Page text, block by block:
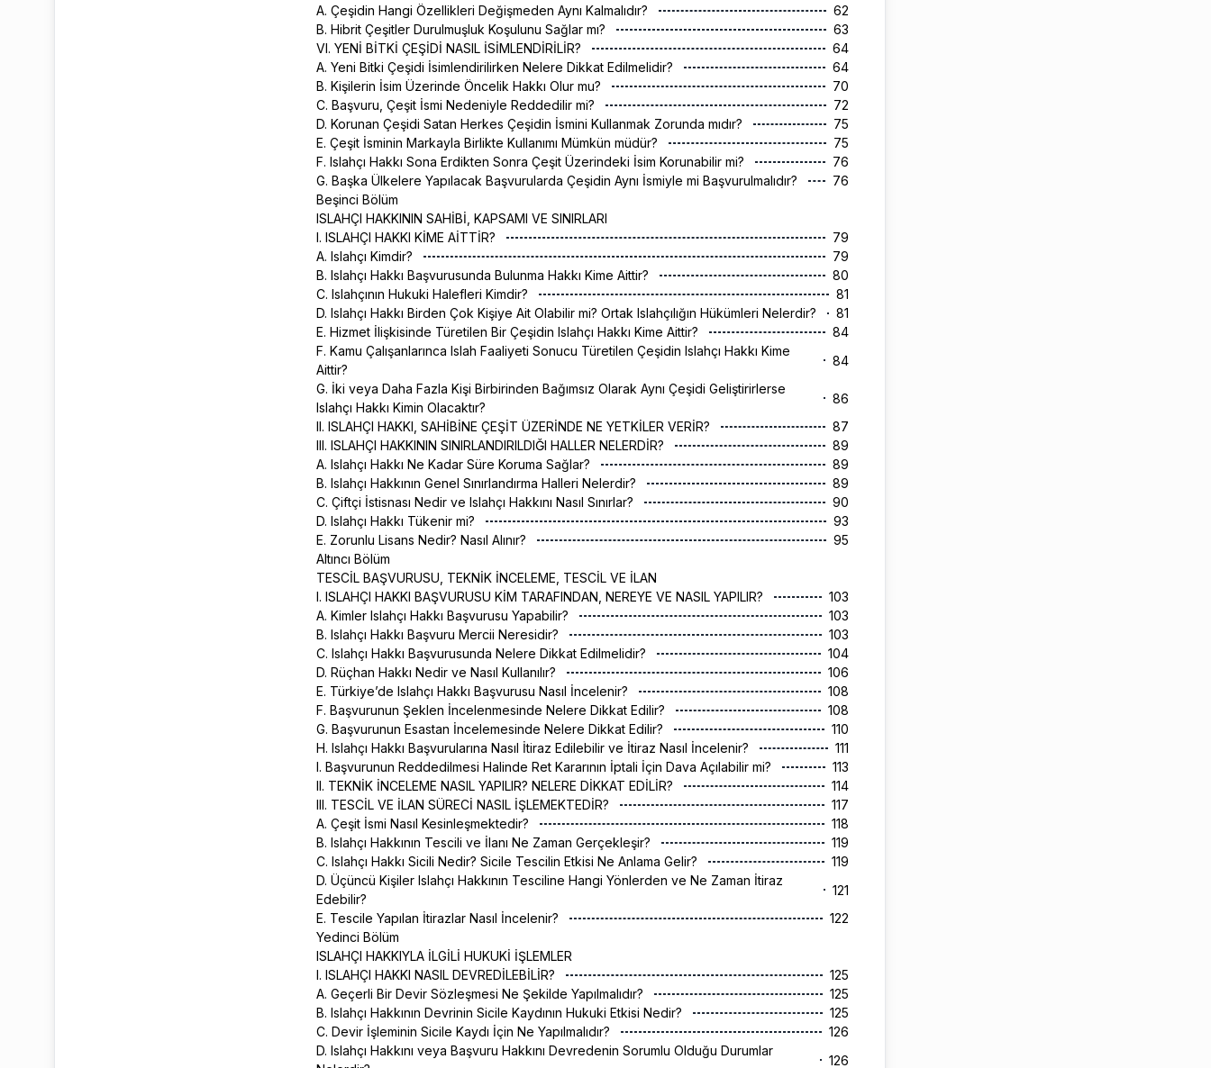
A. Çeşidin Hangi Özellikleri Değişmeden Aynı Kalmalıdır?
62
B. Hibrit Çeşitler Durulmuşluk Koşulunu Sağlar mı?
63
VI. YENİ BİTKİ ÇEŞİDİ NASIL İSİMLENDİRİLİR?
64
A. Yeni Bitki Çeşidi İsimlendirilirken Nelere Dikkat Edilmelidir?
64
B. Kişilerin İsim Üzerinde Öncelik Hakkı Olur mu?
70
C. Başvuru, Çeşit İsmi Nedeniyle Reddedilir mi?
72
D. Korunan Çeşidi Satan Herkes Çeşidin İsmini Kullanmak Zorunda mıdır?
75
E. Çeşit İsminin Markayla Birlikte Kullanımı Mümkün müdür?
75
F. Islahçı Hakkı Sona Erdikten Sonra Çeşit Üzerindeki İsim Korunabilir mi?
76
G. Başka Ülkelere Yapılacak Başvurularda Çeşidin Aynı İsmiyle mi Başvurulmalıdır?
76
Beşinci Bölüm
ISLAHÇI HAKKININ SAHİBİ, KAPSAMI VE SINIRLARI
I. ISLAHÇI HAKKI KİME AİTTİR?
79
A. Islahçı Kimdir?
79
B. Islahçı Hakkı Başvurusunda Bulunma Hakkı Kime Aittir?
80
C. Islahçının Hukuki Halefleri Kimdir?
81
D. Islahçı Hakkı Birden Çok Kişiye Ait Olabilir mi? Ortak Islahçılığın Hükümleri Nelerdir?
81
E. Hizmet İlişkisinde Türetilen Bir Çeşidin Islahçı Hakkı Kime Aittir?
84
F. Kamu Çalışanlarınca Islah Faaliyeti Sonucu Türetilen Çeşidin Islahçı Hakkı Kime
Aittir?
84
G. İki veya Daha Fazla Kişi Birbirinden Bağımsız Olarak Aynı Çeşidi Geliştirirlerse
Islahçı Hakkı Kimin Olacaktır?
86
II. ISLAHÇI HAKKI, SAHİBİNE ÇEŞİT ÜZERİNDE NE YETKİLER VERİR?
87
III. ISLAHÇI HAKKININ SINIRLANDIRILDIĞI HALLER NELERDİR?
89
A. Islahçı Hakkı Ne Kadar Süre Koruma Sağlar?
89
B. Islahçı Hakkının Genel Sınırlandırma Halleri Nelerdir?
89
C. Çiftçi İstisnası Nedir ve Islahçı Hakkını Nasıl Sınırlar?
90
D. Islahçı Hakkı Tükenir mi?
93
E. Zorunlu Lisans Nedir? Nasıl Alınır?
95
Altıncı Bölüm
TESCİL BAŞVURUSU, TEKNİK İNCELEME, TESCİL VE İLAN
I. ISLAHÇI HAKKI BAŞVURUSU KİM TARAFINDAN, NEREYE VE NASIL YAPILIR?
103
A. Kimler Islahçı Hakkı Başvurusu Yapabilir?
103
B. Islahçı Hakkı Başvuru Mercii Neresidir?
103
C. Islahçı Hakkı Başvurusunda Nelere Dikkat Edilmelidir?
104
D. Rüçhan Hakkı Nedir ve Nasıl Kullanılır?
106
E. Türkiye’de Islahçı Hakkı Başvurusu Nasıl İncelenir?
108
F. Başvurunun Şeklen İncelenmesinde Nelere Dikkat Edilir?
108
G. Başvurunun Esastan İncelemesinde Nelere Dikkat Edilir?
110
H. Islahçı Hakkı Başvurularına Nasıl İtiraz Edilebilir ve İtiraz Nasıl İncelenir?
111
I. Başvurunun Reddedilmesi Halinde Ret Kararının İptali İçin Dava Açılabilir mi?
113
II. TEKNİK İNCELEME NASIL YAPILIR? NELERE DİKKAT EDİLİR?
114
III. TESCİL VE İLAN SÜRECİ NASIL İŞLEMEKTEDİR?
117
A. Çeşit İsmi Nasıl Kesinleşmektedir?
118
B. Islahçı Hakkının Tescili ve İlanı Ne Zaman Gerçekleşir?
119
C. Islahçı Hakkı Sicili Nedir? Sicile Tescilin Etkisi Ne Anlama Gelir?
119
D. Üçüncü Kişiler Islahçı Hakkının Tesciline Hangi Yönlerden ve Ne Zaman İtiraz
Edebilir?
121
E. Tescile Yapılan İtirazlar Nasıl İncelenir?
122
Yedinci Bölüm
ISLAHÇI HAKKIYLA İLGİLİ HUKUKİ İŞLEMLER
I. ISLAHÇI HAKKI NASIL DEVREDİLEBİLİR?
125
A. Geçerli Bir Devir Sözleşmesi Ne Şekilde Yapılmalıdır?
125
B. Islahçı Hakkının Devrinin Sicile Kaydının Hukuki Etkisi Nedir?
125
C. Devir İşleminin Sicile Kaydı İçin Ne Yapılmalıdır?
126
D. Islahçı Hakkını veya Başvuru Hakkını Devredenin Sorumlu Olduğu Durumlar
126